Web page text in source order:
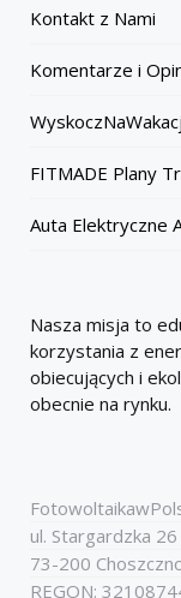
Kontakt z Nami
Komentarze i
FITMADE Plany
Auta Elektryczne
Nasza misja to
korzystania z
obiecujących i
obecnie na rynku.
ul. Stargardzka 26
73-200
REGON: